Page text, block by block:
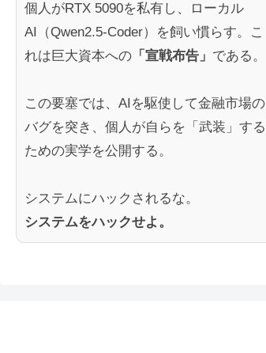
個人がRTX 5090を私有し、ローカル
AI（Qwen2.5-Coder）を飼い慣らす。こ
れは巨大資本への 「宣戦布告」 である。
この要塞では、AIを駆使して金融市場の
バグを突き、個人が自らを「武装」する
ための実学を公開する。
システムにハックされるな。
システムをハックせよ。